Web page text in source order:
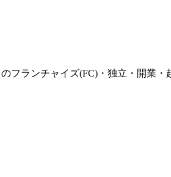
フランチャイズ(FC)・独立・開業・